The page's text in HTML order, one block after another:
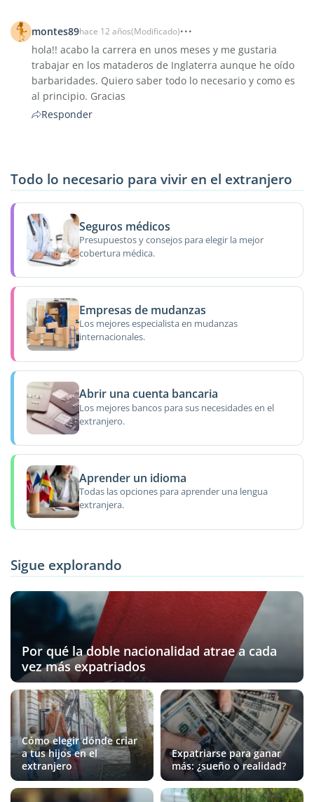
montes89hace 12 años(Modificado)
hola!! acabo la carrera en unos meses y me gustaria
trabajar en los mataderos de Inglaterra aunque he oído
barbaridades. Quiero saber todo lo necesario y como es
al principio. Gracias
Responder
Todo lo necesario para vivir en el extranjero
Seguros médicos
Presupuestos y consejos para elegir la mejor
cobertura médica.
Empresas de mudanzas
Los mejores especialista en mudanzas
internacionales.
Abrir una cuenta bancaria
Los mejores bancos para sus necesidades en el
extranjero.
Aprender un idioma
Todas las opciones para aprender una lengua
extranjera.
Sigue explorando
Por qué la doble nacionalidad atrae a cada
vez más expatriados
Cómo elegir dónde criar
a tus hijos en el
extranjero
Expatriarse para ganar
más: ¿sueño o realidad?